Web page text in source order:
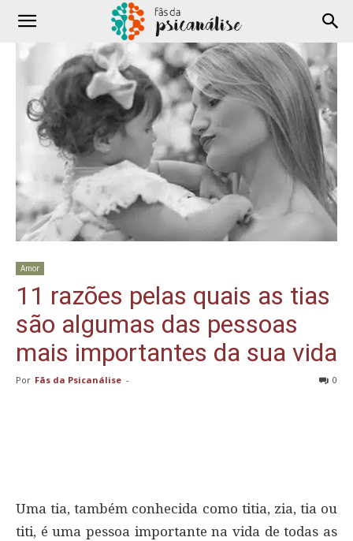
Amor
11 razões pelas quais as tias
são algumas das pessoas
mais importantes da sua vida
Por Fãs da Psicanálise - 0
Uma tia, também conhecida como titia, zia, tia ou
titi, é uma pessoa importante na vida de todas as